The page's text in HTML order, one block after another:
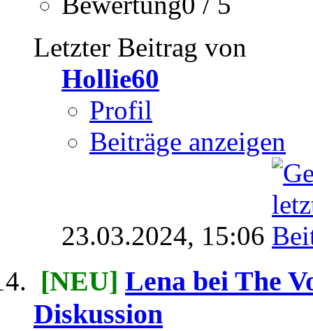
Letzter Beitrag von
Hollie60
Profil
Beiträge anzeigen
23.03.2024, 15:06
[NEU] Lena bei The
Diskussion